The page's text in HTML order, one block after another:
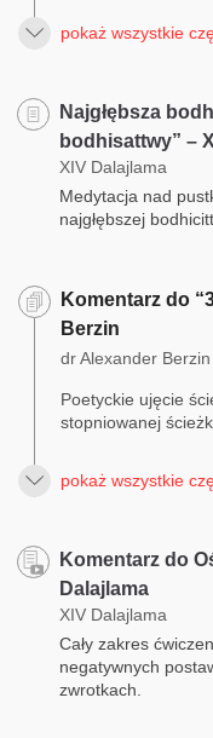
pokaż wszystkie
Najgłębsza
bodhisattwy” –
XIV Dalajlama
Medytacja nad
najgłębszej
Komentarz do
Berzin
dr Alexander Berzin
Poetyckie ujęcie
stopniowanej
pokaż wszystkie
Komentarz do
Dalajlama
XIV Dalajlama
Cały zakres
negatywnych
zwrotkach.